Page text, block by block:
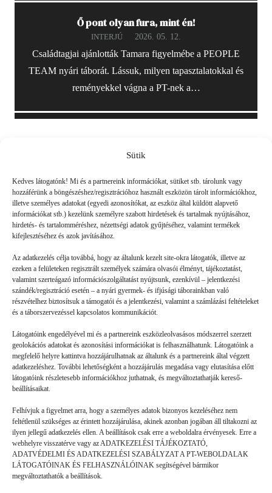
Sütik
Kedves látogatónk! Mi és a partnereink információkat, sütiket stb. tárolunk vagy
hozzáférünk a böngészéshez/regisztrációhoz használt eszközön tárolt információkhoz,
illetve személyes adatokat (egyedi azonosítókat, az eszköz által küldött alapvető
információkat stb.) kezelünk személyre szabott hirdetések és tartalmak nyújtásához,
hirdetés- és tartalomméréshez, nézettségi adatok gyűjtéséhez, valamint termékek
kifejlesztéséhez és azok javításához.
Az adatkezelés célja továbbá, hogy az általunk kezelt site-okra látogatók, illetve az
ezeken a felületeken regisztrált személyek számára olvasói élményt, tájékoztatást,
valamint szerteágazó információszolgáltatást nyújtsunk, ezenkívül – jelentkezési
szándék/regisztráció esetén – a nyári gyermek- és ifjúsági táborainkban való
részvételhez biztosítsuk a támogatói és a jelentkezési, valamint a számlázási feltételeket
és a táborszervezéssel kapcsolatos kommunikációt.
Látogatóink engedélyével mi és a partnereink eszközleolvasásos módszerrel szerzett
geolokációs adatokat és azonosítási információkat is felhasználhatunk. Látogatóink a
megfelelő helyre kattintva hozzájárulhatnak az általunk és a partnereink által végzett
adatkezeléshez. További lehetőségként a hozzájárulás megadása vagy elutasítása előtt
látogatóink részletesebb információkhoz juthatnak, és megváltoztathatják kereső-
beállításaikat.
Felhívjuk a figyelmet arra, hogy a személyes adatok bizonyos kezeléséhez nem
feltétlenül szükséges az érintett hozzájárulása, akinek azonban jogában áll tiltakozni az
ilyen jellegű adatkezelés ellen. A beállítások csak erre a weboldalra érvényesek. Erre a
webhelyre visszatérve vagy az ADATKEZELÉSI TÁJÉKOZTATÓ,
ADATVÉDELMI ÉS ADATKEZELÉSI SZABÁLYZAT A PT-WEBOLDALAK
LÁTOGATÓINAK ÉS FELHASZNÁLÓINAK segítségével bármikor
megváltoztathatók a beállítások.
Ő pont olyan fura, mint én!
INTERJÚ 2026. 05. 12.
Családtagjai ajánlották Tamara figyelmébe a PEOPLE
TEAM nyári táborát. Lássuk, milyen tapasztalatokkal és
reményekkel vágna a PT-nek a…
Friss
Volt gyors megoldás
GYEREKSZEM
B. L. élményei: Ha valaki rosszul lett, vagy valami gondja
akadt, a mókusok azonnal segítettek. (Ebben a táborban a
mókusok a táboroztatók.) Láttam olyat is, hogy valaki nem jött
ki…